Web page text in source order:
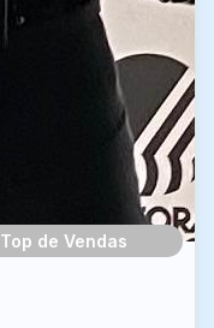
Top de Vendas